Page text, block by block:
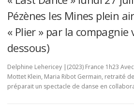
é
s
Pézènes les Mines plein
« Plier » par la compagnie
dessous)
Delphine Lehericey |(2023) France 1h23
Mottet Klein, Maria Ribot Germain, retraité
préparait un spectacle de danse en